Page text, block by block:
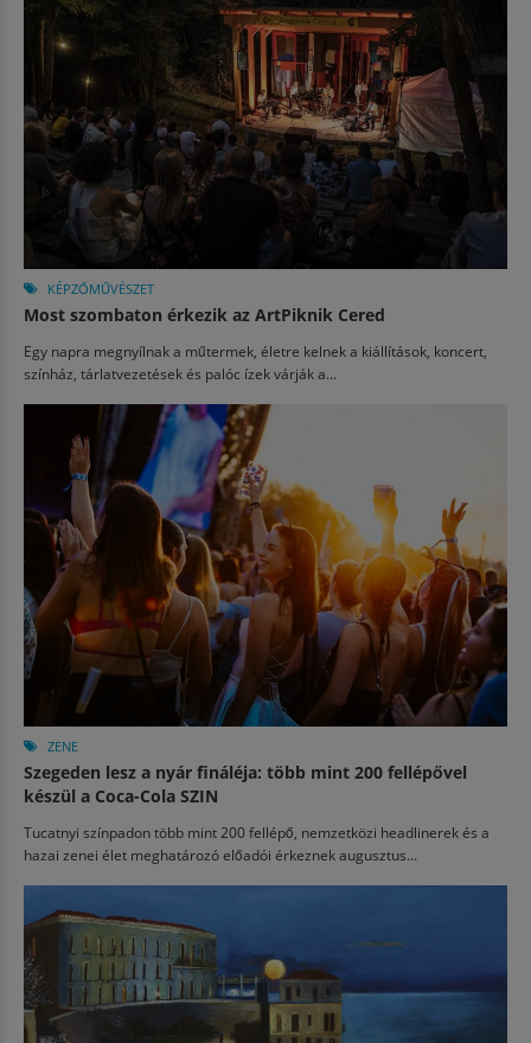
KÉPZŐMŰVÉSZET
Most szombaton érkezik az ArtPiknik Cered
Egy napra megnyílnak a műtermek, életre kelnek a kiállítások, koncert,
színház, tárlatvezetések és palóc ízek várják a...
ZENE
Szegeden lesz a nyár fináléja: több mint 200 fellépővel
készül a Coca-Cola SZIN
Tucatnyi színpadon több mint 200 fellépő, nemzetközi headlinerek és a
hazai zenei élet meghatározó előadói érkeznek augusztus...